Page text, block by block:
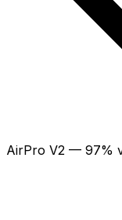
AirPro V2 — 97%